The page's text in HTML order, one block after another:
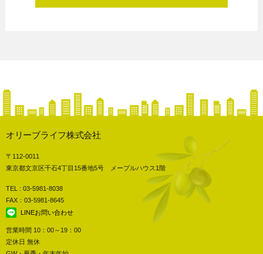
オリーブライフ株式会社
〒112-0011
東京都文京区千石4丁目15番地5号 メープルハウス1階
TEL : 03-5981-8038
FAX：03-5981-8645
LINEお問い合わせ
営業時間 10：00～19：00
定休日 無休